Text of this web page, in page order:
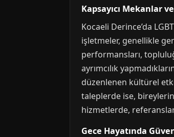
Kapsayıcı Mekanlar
Kocaeli Derince’da
işletmeler, genellikle
performansları,
ayrımcılık
düzenlenen kültürel
taleplerde ise,
hizmetlerde,
Gece Hayatında